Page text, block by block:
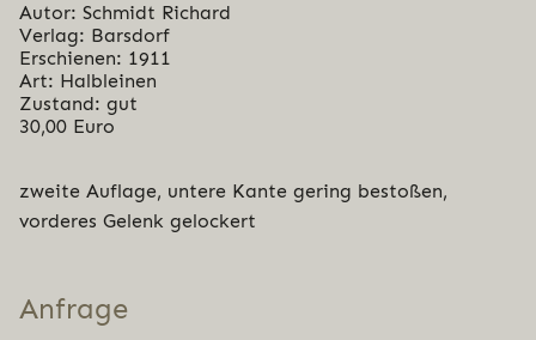
Autor: Schmidt Richard
Verlag: Barsdorf
Erschienen: 1911
Art: Halbleinen
Zustand: gut
30,00 Euro
zweite Auflage, untere Kante gering bestoßen,
vorderes Gelenk gelockert
Anfrage